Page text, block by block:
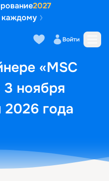
2027
Войти
«MSC
3 ноября
2026 года
Маршрут и